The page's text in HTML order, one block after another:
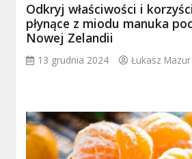
Odkryj właściwości i
płynące z miodu manuka
Nowej Zelandii
13 grudnia 2024 Łukasz Mazur